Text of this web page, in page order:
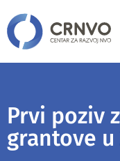
Prvi poziv
grantove u